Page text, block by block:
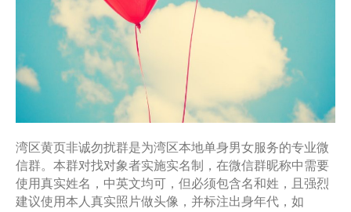
湾区黄页非诚勿扰群是为湾区本地单身男女服务的专业微
信群。本群对找对象者实施实名制，在微信群昵称中需要
使用真实姓名，中英文均可，但必须包含名和姓，且强烈
建议使用本人真实照片做头像，并标注出身年代，如